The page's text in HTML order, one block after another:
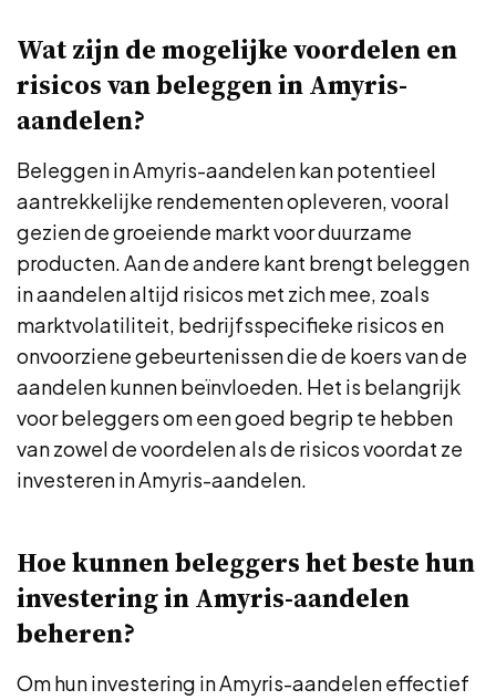
Wat zijn de mogelijke voordelen en
risicos van beleggen in Amyris-
aandelen?
Beleggen in Amyris-aandelen kan potentieel
aantrekkelijke rendementen opleveren, vooral
gezien de groeiende markt voor duurzame
producten. Aan de andere kant brengt beleggen
in aandelen altijd risicos met zich mee, zoals
marktvolatiliteit, bedrijfsspecifieke risicos en
onvoorziene gebeurtenissen die de koers van de
aandelen kunnen beïnvloeden. Het is belangrijk
voor beleggers om een goed begrip te hebben
van zowel de voordelen als de risicos voordat ze
investeren in Amyris-aandelen.
Hoe kunnen beleggers het beste hun
investering in Amyris-aandelen
beheren?
Om hun investering in Amyris-aandelen effectief